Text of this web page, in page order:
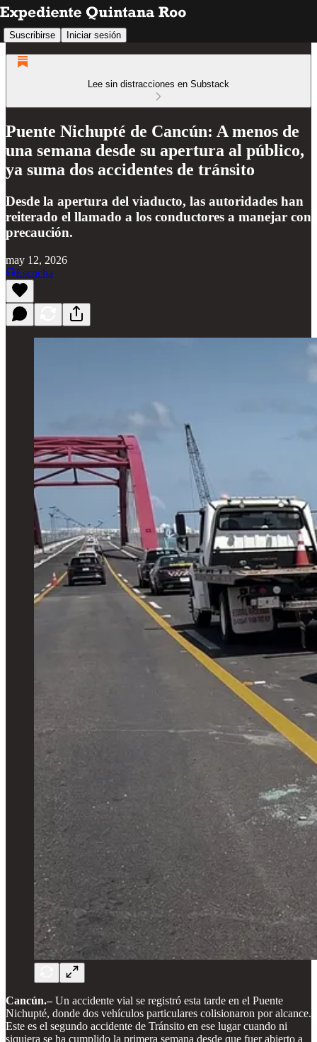
Suscribirse Iniciar sesión
Lee sin distracciones en Substack
Puente Nichupté de Cancún: A menos de
una semana desde su apertura al público,
ya suma dos accidentes de tránsito
Desde la apertura del viaducto, las autoridades han
reiterado el llamado a los conductores a manejar con
precaución.
may 12, 2026
Escucha
Cancún.–Un accidente vial se registró esta tarde en el Puente
Nichupté, donde dos vehículos particulares colisionaron por alcance.
Este es el segundo accidente de Tránsito en ese lugar cuando ni
siquiera se ha cumplido la primera semana desde que fuer abierto a